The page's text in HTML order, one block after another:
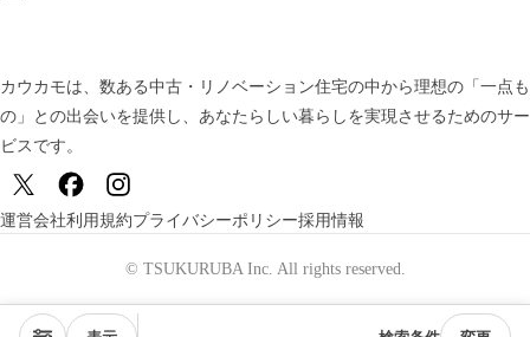
カウカモは、数ある中古・リノベーション住宅の中から理想の「一点も
の」との出会いを提供し、 あなたらしい暮らしを実現させるためのサー
ビスです。
運営会社利用規約プライバシーポリシー採用情報
© TSUKURUBA Inc. All rights reserved.